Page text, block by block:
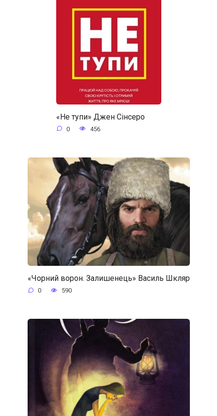
«Не тупи» Джен Сінсеро
0 456
«Чорний ворон. Залишенець» Василь Шкляр
0 590